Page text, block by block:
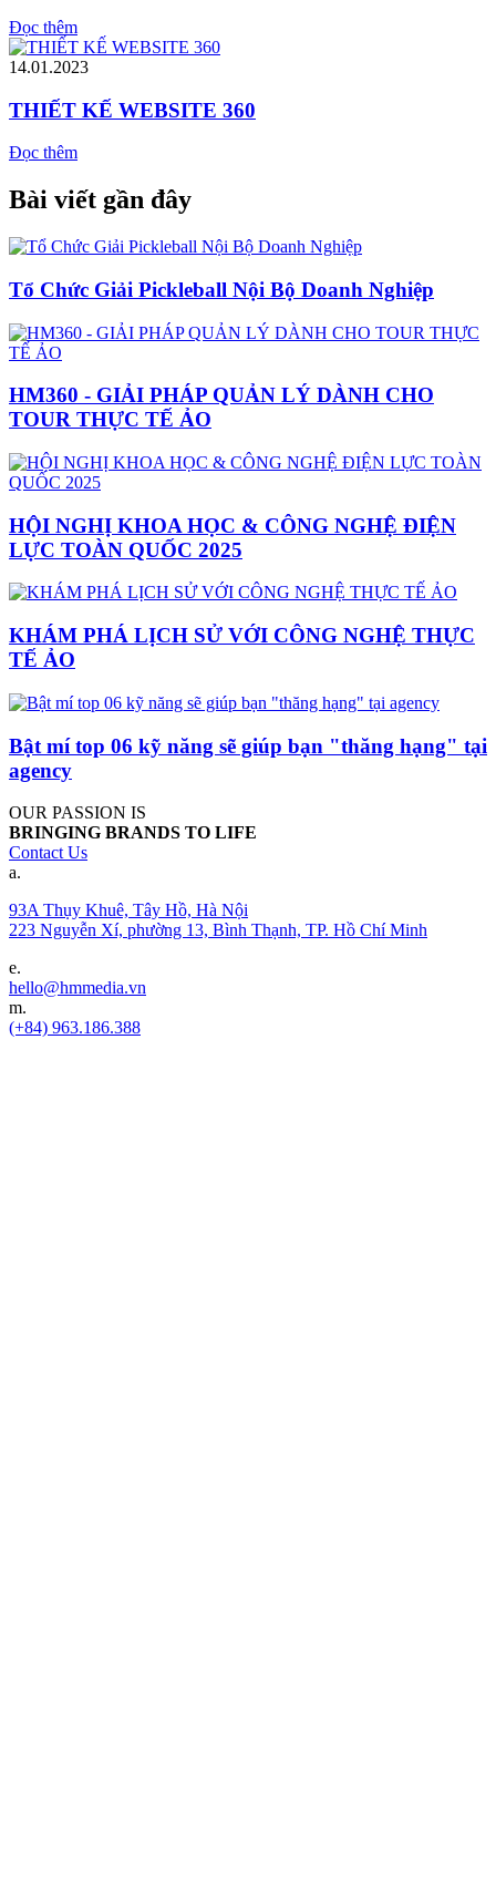
Đọc thêm
14.01.2023
THIẾT KẾ WEBSITE 360
Đọc thêm
Bài viết gần đây
Tổ Chức Giải Pickleball Nội Bộ Doanh Nghiệp
HM360 - GIẢI PHÁP QUẢN LÝ DÀNH CHO
TOUR THỰC TẾ ẢO
HỘI NGHỊ KHOA HỌC & CÔNG NGHỆ ĐIỆN
LỰC TOÀN QUỐC 2025
KHÁM PHÁ LỊCH SỬ VỚI CÔNG NGHỆ THỰC
TẾ ẢO
Bật mí top 06 kỹ năng sẽ giúp bạn "thăng hạng" tại
agency
OUR PASSION IS
BRINGING BRANDS TO LIFE
Contact Us
a.
93A Thụy Khuê, Tây Hồ, Hà Nội
223 Nguyễn Xí, phường 13, Bình Thạnh, TP. Hồ Chí Minh
e.
hello@hmmedia.vn
m.
(+84) 963.186.388